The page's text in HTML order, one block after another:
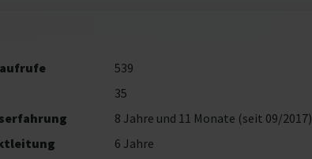
539
35
8 Jahre und 11 Monate (seit 09/2017)
6 Jahre